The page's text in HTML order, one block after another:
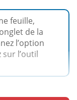
feuille,
de la
l’option
l’outil